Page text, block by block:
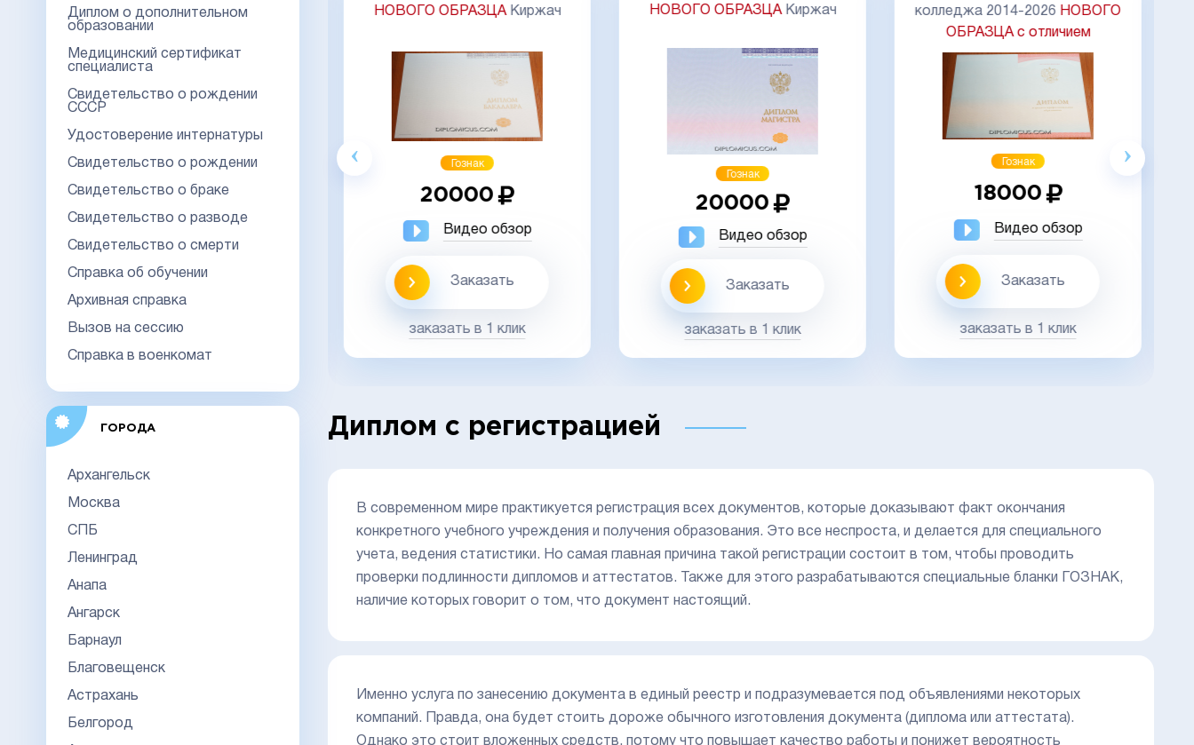
Диплом о дополнительном
образовании
Медицинский сертификат
специалиста
Свидетельство о рождении
СССР
Удостоверение интернатуры
Свидетельство о рождении
Свидетельство о браке
Свидетельство о разводе
Свидетельство о смерти
Справка об обучении
Архивная справка
Вызов на сессию
Справка в военкомат
ГОРОДА
Архангельск
Москва
СПБ
Ленинград
Анапа
Ангарск
Барнаул
Благовещенск
Астрахань
Белгород
Акция
НОВОГО ОБРАЗЦАКиржач
заказать в 1 клик
НОВОГО ОБРАЗЦА Киржач
Гознак
20000
Видео обзор
Заказать
заказать в 1 клик
НОВОГО ОБРАЗЦАКиржач
Гознак
20000
Видео обзор
Заказать
заказать в 1 клик
колледжа 2014-2026 НОВОГО
ОБРАЗЦА с отличием
Гознак
18000
Видео обзор
Заказать
заказать в 1 клик
Диплом с регистрацией
В современном мире практикуется регистрация всех документов, которые доказывают факт окончания
конкретного учебного учреждения и получения образования. Это все неспроста, и делается для специального
учета, ведения статистики. Но самая главная причина такой регистрации состоит в том, чтобы проводить
проверки подлинности дипломов и аттестатов. Также для этого разрабатываются специальные бланки ГОЗНАК,
наличие которых говорит о том, что документ настоящий.
Именно услуга по занесению документа в единый реестр и подразумевается под объявлениями некоторых
компаний. Правда, она будет стоить дороже обычного изготовления документа (диплома или аттестата).
Однако это стоит вложенных средств, потому что повышает качество работы и понижет вероятность